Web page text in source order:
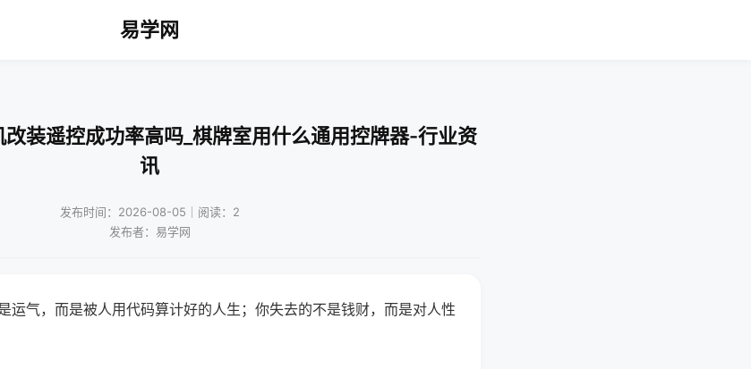
易学网
装遥控成功率高吗_棋牌室用什么通用控牌器-行业资
讯
发布时间：2026-08-05｜阅读：2
发布者：易学网
运气，而是被人用代码算计好的人生；你失去的不是钱财，而是对人性